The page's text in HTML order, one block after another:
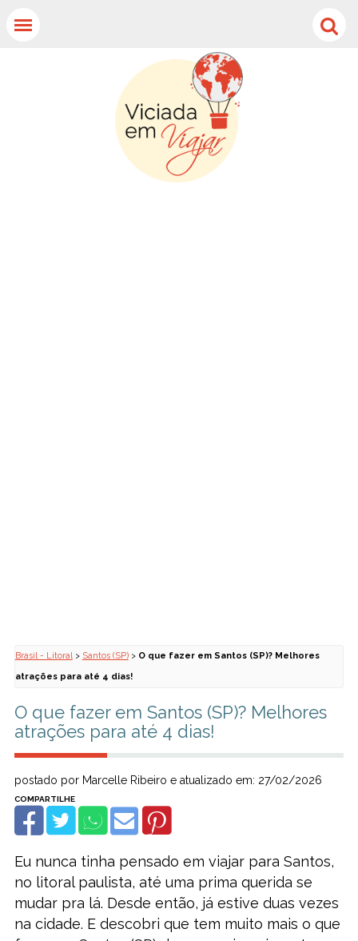
Brasil - Litoral> Santos (SP)> O que fazer em Santos (SP)? Melhores
atrações para até 4 dias!
O que fazer em Santos (SP)? Melhores
atrações para até 4 dias!
postado por Marcelle Ribeiro e atualizado em: 27/02/2026
Eu nunca tinha pensado em viajar para Santos,
no litoral paulista, até uma prima querida se
mudar pra lá. Desde então, já estive duas vezes
na cidade. E descobri que tem muito mais o que